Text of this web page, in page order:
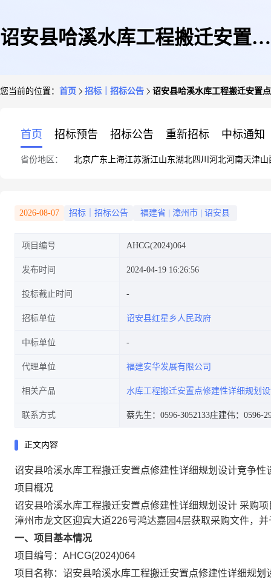
诏安县哈溪水库工程搬迁安置点
您当前的位置： 首页 招标｜招标公告 诏安县哈溪水库工程搬迁安置
首页 招标预告 招标公告 重新招标 中标通知
省份地区： 北京广东 上海江苏浙江山东湖北四川 河北河南天津山
2026-08-07 招标｜招标公告 福建省 漳州市 诏安县
项目编号 AHCG(2024)064
发布时间 2024-04-19 16:26:56
投标截止时间
招标单位 诏安县红星乡人民政府
中标单位
代理单位 福建安华发展有限公司
相关产品 水库工程搬迁安置点修建性详细规划
联系方式 蔡先生：0596-3052133庄建伟：0596-
正文内容
诏安县哈溪水库工程搬迁安置点修建性详细规划设计竞争性
项目概况
诏安县哈溪水库工程搬迁安置点修建性详细规划设计 采购
漳州市龙文区迎宾大道226号鸿达嘉园4层获取采购文件，
一、项目基本情况
项目编号：AHCG(2024)064
项目名称：诏安县哈溪水库工程搬迁安置点修建性详细规划